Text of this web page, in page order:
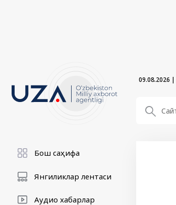
09.08.2026 |
Бош саҳифа
Янгиликлар лентаси
Аудио хабарлар